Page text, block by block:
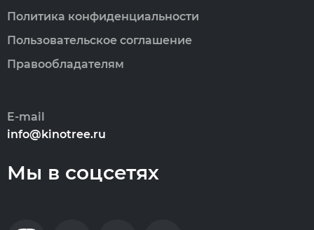
Политика конфиденциальности
Пользовательское соглашение
Правообладателям
E-mail
info@kinotree.ru
Мы в соцсетях